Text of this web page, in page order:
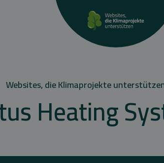
Websites, die Klimaprojekte
Heating